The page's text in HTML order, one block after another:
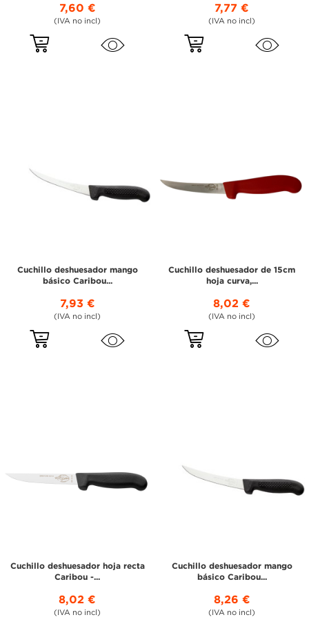
7,60 €
(IVA no incl)
7,77 €
(IVA no incl)
Cuchillo deshuesador mango
básico Caribou...
7,93 €
(IVA no incl)
Cuchillo deshuesador de 15cm
hoja curva,...
8,02 €
(IVA no incl)
Cuchillo deshuesador hoja recta
Caribou -...
8,02 €
(IVA no incl)
Cuchillo deshuesador mango
básico Caribou...
8,26 €
(IVA no incl)